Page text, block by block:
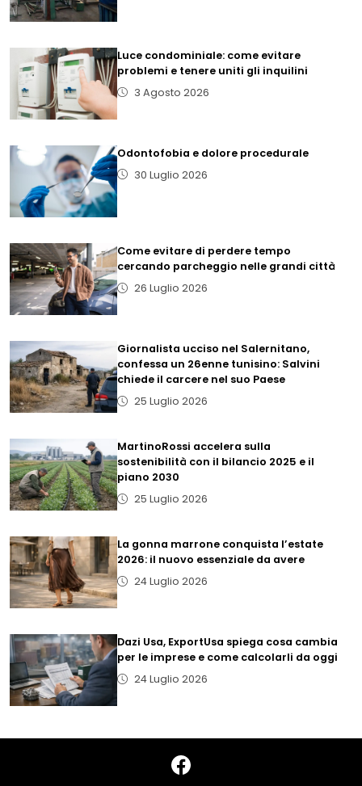
Luce condominiale: come evitare
problemi e tenere uniti gli inquilini
3 Agosto 2026
Odontofobia e dolore procedurale
30 Luglio 2026
Come evitare di perdere tempo
cercando parcheggio nelle grandi città
26 Luglio 2026
Giornalista ucciso nel Salernitano,
confessa un 26enne tunisino: Salvini
chiede il carcere nel suo Paese
25 Luglio 2026
MartinoRossi accelera sulla
sostenibilità con il bilancio 2025 e il
piano 2030
25 Luglio 2026
La gonna marrone conquista l’estate
2026: il nuovo essenziale da avere
24 Luglio 2026
Dazi Usa, ExportUsa spiega cosa cambia
per le imprese e come calcolarli da oggi
24 Luglio 2026